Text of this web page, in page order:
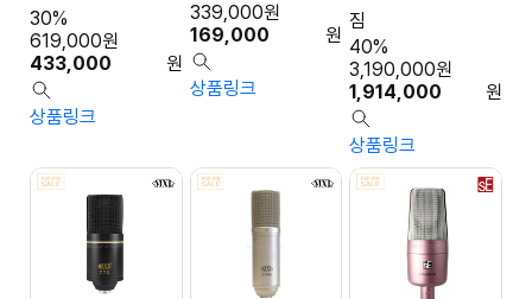
433,000 원
619,000원
30%
상품링크
169,000 원
339,000원
상품링크
짐
1,914,000 원
3,190,000원
40%
상품링크